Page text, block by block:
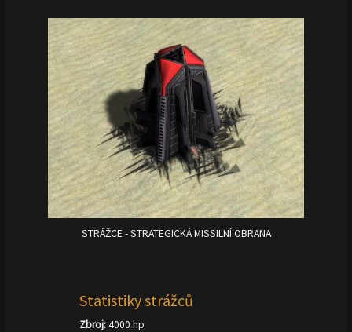
STRÁŽCE - STRATEGICKÁ MISSILNÍ OBRANA
Statistiky strážců
Zbroj:4000 hp